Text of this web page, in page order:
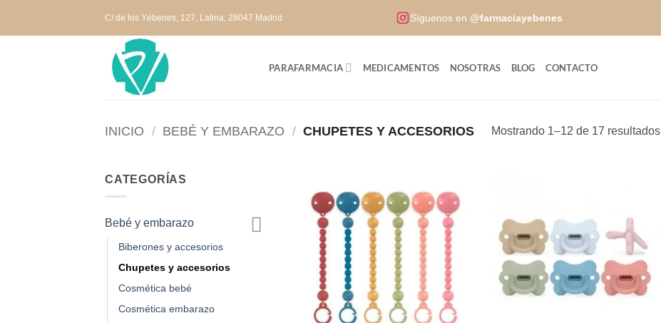
C/ de los Yébenes, 127, Latina, 28047 Madrid Síguenos en @farmaciayebenes
PARAFARMACIA MEDICAMENTOS NOSOTRAS BLOG CONTACTO
INICIO / BEBÉ Y EMBARAZO / CHUPETES Y ACCESORIOS Mostrando 1–12 de 17 resultados
CATEGORÍAS
Bebé y embarazo
Biberones y accesorios
Chupetes y accesorios
Cosmética bebé
Cosmética embarazo